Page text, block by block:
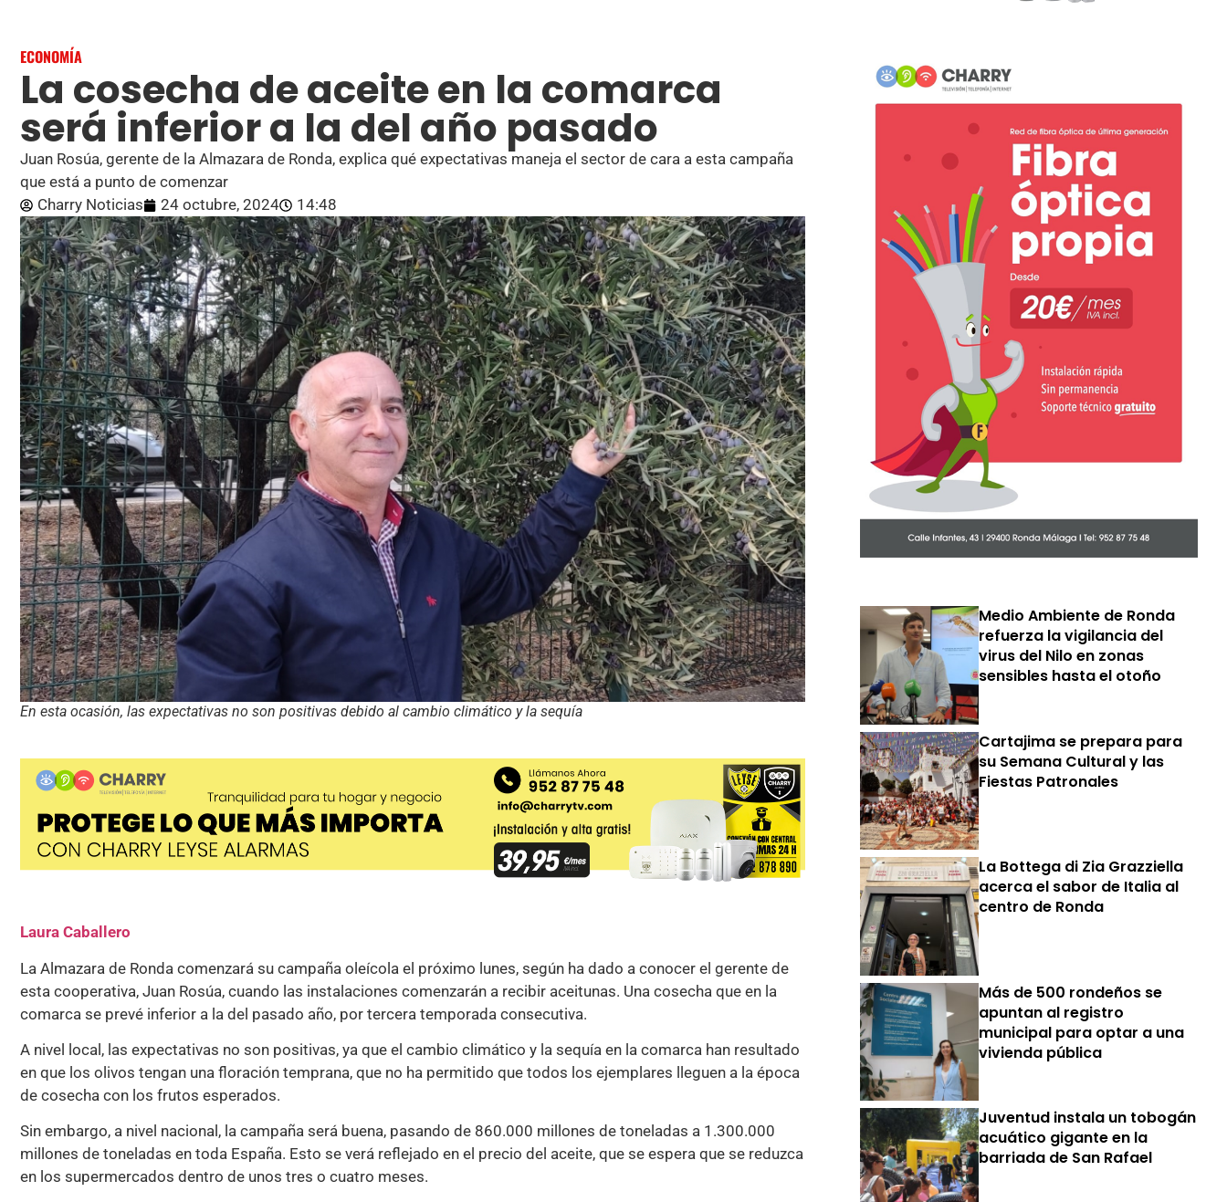
ECONOMÍA
La cosecha de aceite en la comarca
será inferior a la del año pasado
Juan Rosúa, gerente de la Almazara de Ronda, explica qué expectativas maneja el sector de cara a esta campaña
que está a punto de comenzar
Charry Noticias
24 octubre, 2024 14:48
En esta ocasión, las expectativas no son positivas debido al cambio climático y la sequía
Laura Caballero
La Almazara de Ronda comenzará su campaña oleícola el próximo lunes, según ha dado a conocer el gerente de
esta cooperativa, Juan Rosúa, cuando las instalaciones comenzarán a recibir aceitunas. Una cosecha que en la
comarca se prevé inferior a la del pasado año, por tercera temporada consecutiva.
A nivel local, las expectativas no son positivas, ya que el cambio climático y la sequía en la comarca han resultado
en que los olivos tengan una floración temprana, que no ha permitido que todos los ejemplares lleguen a la época
de cosecha con los frutos esperados.
Sin embargo, a nivel nacional, la campaña será buena, pasando de 860.000 millones de toneladas a 1.300.000
millones de toneladas en toda España. Esto se verá reflejado en el precio del aceite, que se espera que se reduzca
en los supermercados dentro de unos tres o cuatro meses.
Medio Ambiente de Ronda
refuerza la vigilancia del
virus del Nilo en zonas
sensibles hasta el otoño
Cartajima se prepara para
su Semana Cultural y las
Fiestas Patronales
La Bottega di Zia Grazziella
acerca el sabor de Italia al
centro de Ronda
Más de 500 rondeños se
apuntan al registro
municipal para optar a una
vivienda pública
Juventud instala un tobogán
acuático gigante en la
barriada de San Rafael